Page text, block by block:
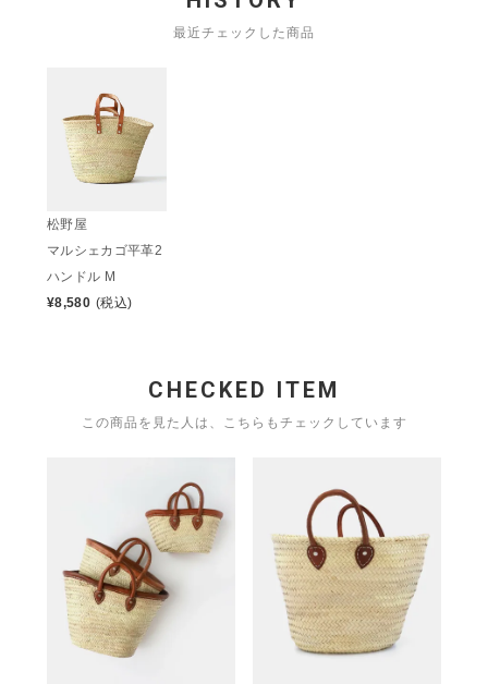
最近チェックした商品
松野屋
マルシェカゴ平革2
ハンドル M
¥8,580 (税込)
CHECKED ITEM
この商品を見た人は、こちらもチェックしています